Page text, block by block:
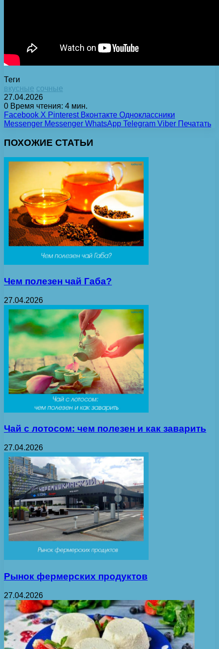
Теги
вкусные сочные
27.04.2026
0 Время чтения: 4 мин.
Facebook X Pinterest Вконтакте Одноклассники
Messenger Messenger WhatsApp Telegram Viber Печатать
ПОХОЖИЕ СТАТЬИ
Чем полезен чай Габа?
27.04.2026
Чай с лотосом: чем полезен и как заварить
27.04.2026
Рынок фермерских продуктов
27.04.2026